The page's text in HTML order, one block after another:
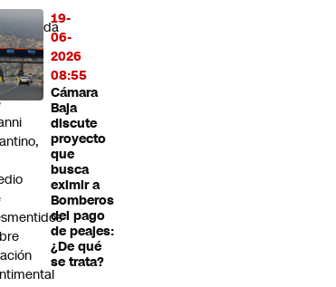
19-
06-
2026
08:55
Cámara
Baja
discute
proyecto
que
busca
eximir a
Bomberos
del pago
de peajes:
¿De qué
se trata?